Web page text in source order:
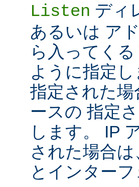
Listen ディ
あるいは ア
ら入ってく
ように指定
指定された
ースの 指定
します。 IP
された場合
とインター